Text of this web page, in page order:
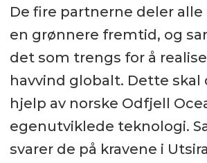
De fire partnerne deler alle
en grønnere fremtid, og
det som trengs for å
havvind globalt. Dette skal
hjelp av norske Odfjell
egenutviklede teknologi.
svarer de på kravene i